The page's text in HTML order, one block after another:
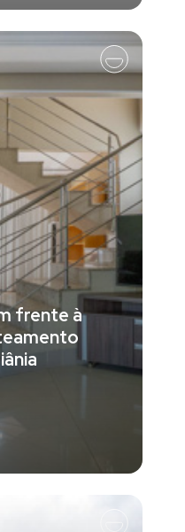
frente à